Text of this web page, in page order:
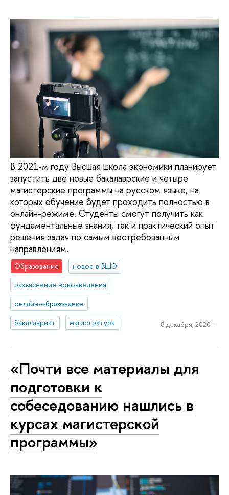
В 2021-м году Высшая школа экономики планирует
запустить две новые бакалаврские и четыре
магистерские программы на русском языке, на
которых обучение будет проходить полностью в
онлайн-режиме. Студенты смогут получить как
фундаментальные знания, так и практический опыт
решения задач по самым востребованным
направлениям.
Образование
новое в ВШЭ
разъяснение нововведения
онлайн-образование
бакалавриат
магистратура 8 декабря, 2020 г.
«Почти все материалы для
подготовки к
собеседованию нашлись в
курсах магистерской
программы»